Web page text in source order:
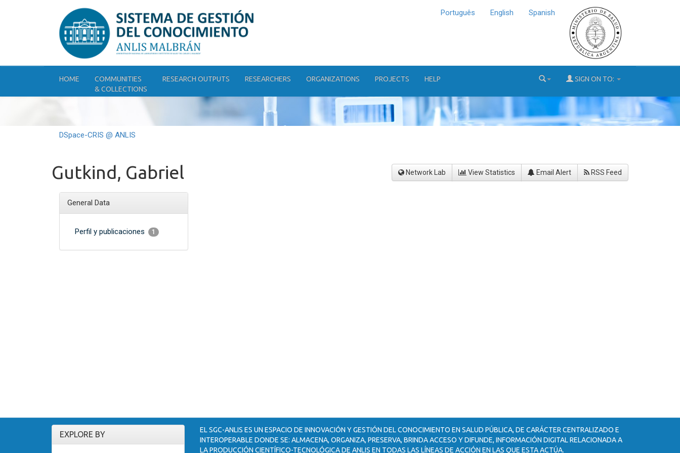
Português English Spanish
HOME
COMMUNITIES
& COLLECTIONS
RESEARCH OUTPUTS RESEARCHERS ORGANIZATIONS PROJECTS HELP SIGN ON TO:
DSpace-CRIS @ ANLIS
Gutkind, Gabriel Network Lab View Statistics Email Alert RSS Feed
General Data
Perfil y publicaciones 1
EXPLORE BY
EL SGC-ANLIS ES UN ESPACIO DE INNOVACIÓN Y GESTIÓN DEL CONOCIMIENTO EN SALUD PÚBLICA, DE CARÁCTER CENTRALIZADO E
INTEROPERABLE DONDE SE: ALMACENA, ORGANIZA, PRESERVA, BRINDA ACCESO Y DIFUNDE, INFORMACIÓN DIGITAL RELACIONADA A
LA PRODUCCIÓN CIENTÍFICO-TECNOLÓGICA DE ANLIS EN TODAS LAS LÍNEAS DE ACCIÓN EN LAS QUE ESTA ACTÚA.